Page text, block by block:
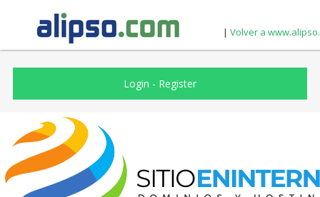
| Volver a
Login - Register